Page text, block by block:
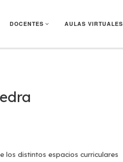
DOCENTES AULAS VIRTUALES
distintos espacios curriculares